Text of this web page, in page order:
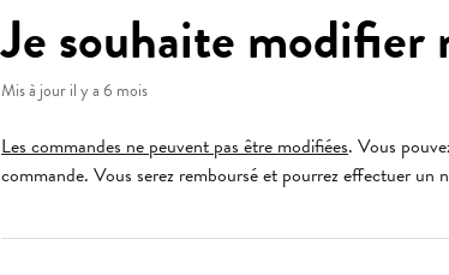
Je souhaite modifier
Mis à jouril y a 6 mois
Les commandes ne peuvent pas être modifiées. Vous
commande. Vous serez remboursé et pourrez effectuer un